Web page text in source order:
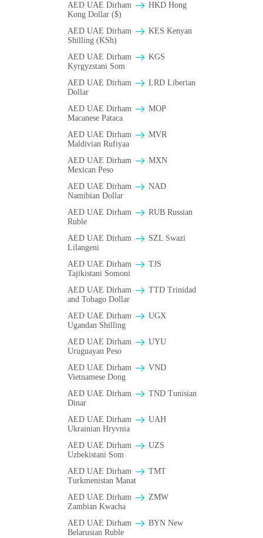
AED UAE Dirham
HKD Hong
Kong Dollar ($)
AED UAE Dirham
KES Kenyan
Shilling (KSh)
AED UAE Dirham
KGS
Kyrgyzstani Som
AED UAE Dirham
LRD Liberian
Dollar
AED UAE Dirham
MOP
Macanese Pataca
AED UAE Dirham
MVR
Maldivian Rufiyaa
AED UAE Dirham
MXN
Mexican Peso
AED UAE Dirham
NAD
Namibian Dollar
AED UAE Dirham
RUB Russian
Ruble
AED UAE Dirham
SZL Swazi
Lilangeni
AED UAE Dirham
TJS
Tajikistani Somoni
AED UAE Dirham
TTD Trinidad
and Tobago Dollar
AED UAE Dirham
UGX
Ugandan Shilling
AED UAE Dirham
UYU
Uruguayan Peso
AED UAE Dirham
VND
Vietnamese Dong
AED UAE Dirham
TND Tunisian
Dinar
AED UAE Dirham
UAH
Ukrainian Hryvnia
AED UAE Dirham
UZS
Uzbekistani Som
AED UAE Dirham
TMT
Turkmenistan Manat
AED UAE Dirham
ZMW
Zambian Kwacha
AED UAE Dirham
BYN New
Belarusian Ruble